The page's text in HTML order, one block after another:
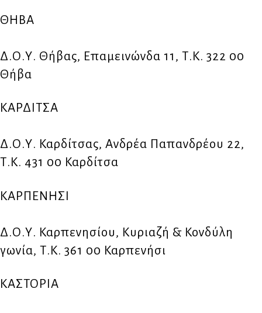
ΘΗΒΑ
Δ.Ο.Υ. Θήβας, Επαμεινώνδα 11, Τ.Κ. 322 00
Θήβα
ΚΑΡΔΙΤΣΑ
Δ.Ο.Υ. Καρδίτσας, Ανδρέα Παπανδρέου 22,
Τ.Κ. 431 00 Καρδίτσα
ΚΑΡΠΕΝΗΣΙ
Δ.Ο.Υ. Καρπενησίου, Κυριαζή & Κονδύλη
γωνία, Τ.Κ. 361 00 Καρπενήσι
ΚΑΣΤΟΡΙΑ